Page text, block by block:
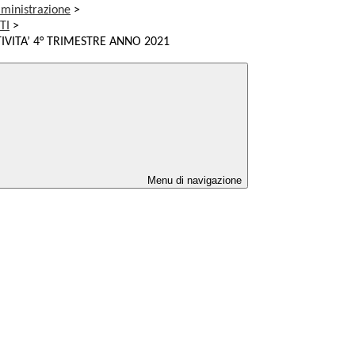
>
>
4° TRIMESTRE ANNO 2021
Menu di navigazione